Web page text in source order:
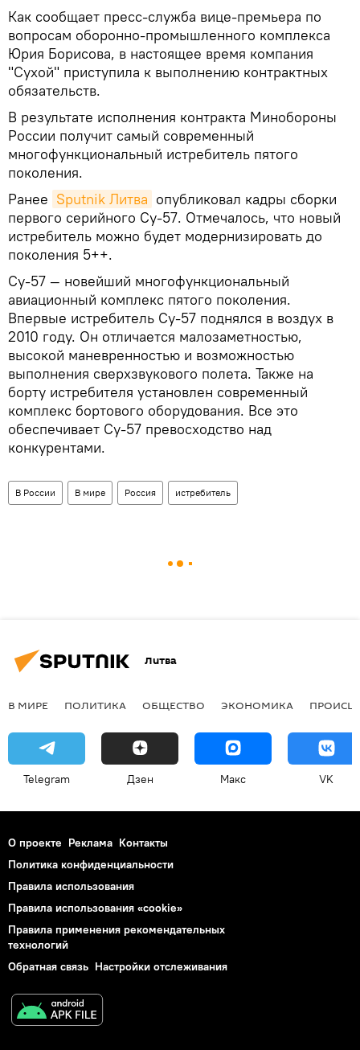
Как сообщает пресс-служба вице-премьера по
вопросам оборонно-промышленного комплекса
Юрия Борисова, в настоящее время компания
"Сухой" приступила к выполнению контрактных
обязательств.
В результате исполнения контракта Минобороны
России получит самый современный
многофункциональный истребитель пятого
поколения.
Ранее Sputnik Литва опубликовал кадры сборки
первого серийного Су-57. Отмечалось, что новый
истребитель можно будет модернизировать до
поколения 5++.
Су-57 — новейший многофункциональный
авиационный комплекс пятого поколения.
Впервые истребитель Су-57 поднялся в воздух в
2010 году. Он отличается малозаметностью,
высокой маневренностью и возможностью
выполнения сверхзвукового полета. Также на
борту истребителя установлен современный
комплекс бортового оборудования. Все это
обеспечивает Су-57 превосходство над
конкурентами.
В России В мире Россия истребитель
Литва
В МИРЕ ПОЛИТИКА ОБЩЕСТВО ЭКОНОМИКА
Telegram Дзен Макс VK
О проекте Реклама Контакты
Политика конфиденциальности
Правила использования
Правила использования «cookie»
Правила применения рекомендательных
технологий
Обратная связь Настройки отслеживания